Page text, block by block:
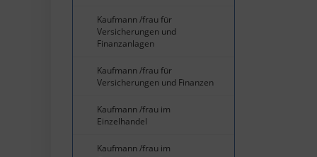
Kaufmann /frau für
Versicherungen und
Finanzanlagen
Kaufmann /frau für
Versicherungen und Finanzen
Kaufmann /frau im
Einzelhandel
Kaufmann /frau im